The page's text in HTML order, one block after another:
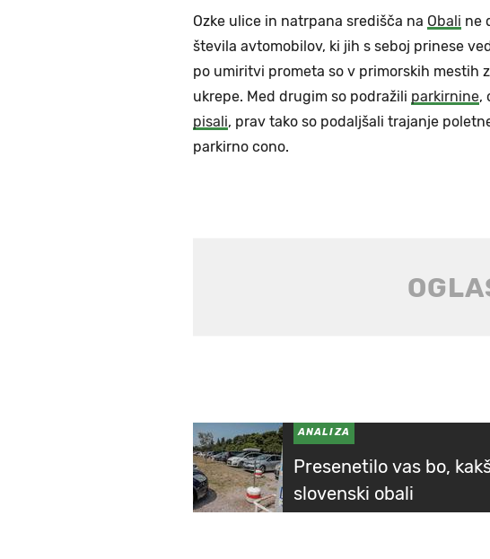
Ozke ulice in natrpana središča na Obali ne
števila avtomobilov, ki jih s seboj prinese
po umiritvi prometa so v primorskih mestih
ukrepe. Med drugim so podražili parkirnine,
pisali, prav tako so podaljšali trajanje
parkirno cono.
ANALIZA
Presenetilo vas bo,
slovenski obali